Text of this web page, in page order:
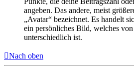
angeben. Das andere, meist
„Avatar“ bezeichnet. Es handelt
ein persönliches Bild, welches
unterschiedlich ist.
Nach oben